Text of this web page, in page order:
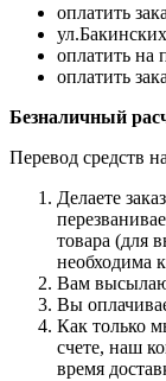
оплатить
оплатить на
оплатить
Безналичный
Перевод средств
Делаете
товара (для
необходима
Вам
Вы
Как только
счете, наш
время